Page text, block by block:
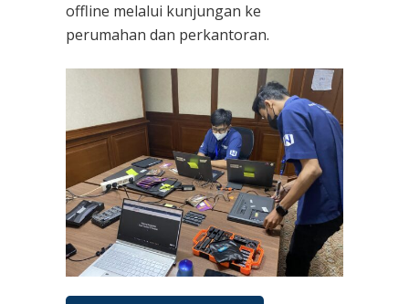
offline melalui kunjungan ke
perumahan dan perkantoran.